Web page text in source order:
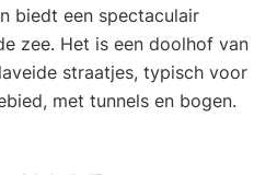
biedt een spectaculair
zee. Het is een doolhof van
straatjes, typisch voor
met tunnels en bogen.